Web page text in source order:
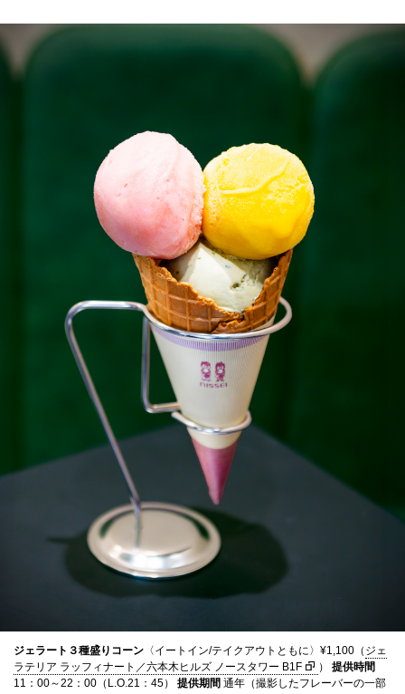
ジェラート３種盛りコーン 〈イートイン/テイクアウトともに〉¥1,100（ ジェ
ラテリア ラッフィナート／六本木ヒルズ ノースタワー B1F
） 提供時間
11：00～22：00（L.O.21：45） 提供期間 通年（撮影したフレーバーの一部